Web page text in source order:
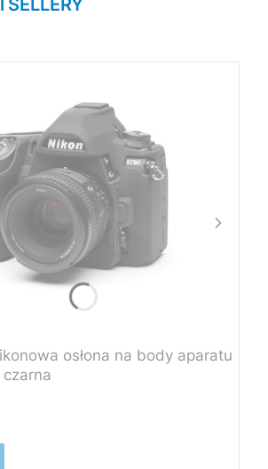
osłona na body aparatu
D780 - czarna